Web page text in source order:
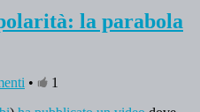
la parabola
•
1